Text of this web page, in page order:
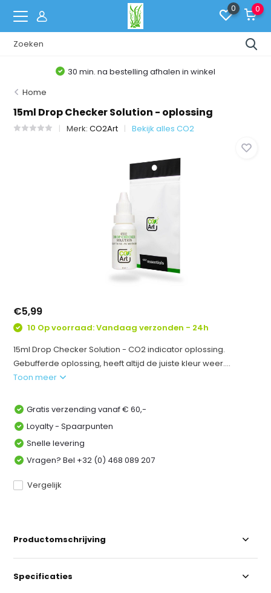
0 0
30 min. na bestelling afhalen in winkel
Home
15ml Drop Checker Solution - oplossing
Merk:CO2Art Bekijk alles CO2
€5,99
10 Op voorraad: Vandaag verzonden - 24h
15ml Drop Checker Solution - CO2 indicator oplossing.
Gebufferde oplossing, heeft altijd de juiste kleur weer....
Toon meer
Gratis verzending vanaf € 60,-
Loyalty - Spaarpunten
Snelle levering
Vragen? Bel +32 (0) 468 089 207
Vergelijk
Productomschrijving
Specificaties